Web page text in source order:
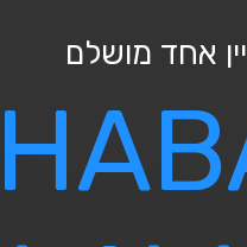
אחד מושלם